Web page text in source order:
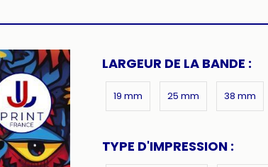
LARGEUR DE LA BANDE :
19 mm 25 mm 38 mm
TYPE D'IMPRESSION :